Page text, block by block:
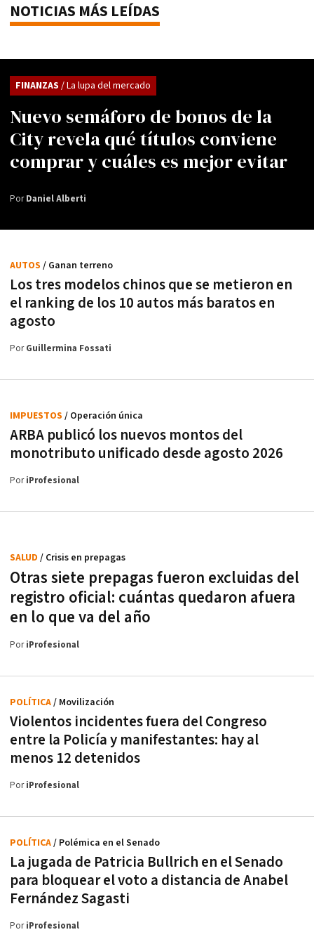
NOTICIAS MÁS LEÍDAS
Nuevo semáforo de bonos de la
City revela qué títulos conviene
comprar y cuáles es mejor evitar
FINANZAS / La lupa del mercado
PorDaniel Alberti
Los tres modelos chinos que se metieron en
el ranking de los 10 autos más baratos en
agosto
AUTOS / Ganan terreno
PorGuillermina Fossati
ARBA publicó los nuevos montos del
monotributo unificado desde agosto 2026
IMPUESTOS / Operación única
PoriProfesional
Otras siete prepagas fueron excluidas del
registro oficial: cuántas quedaron afuera
en lo que va del año
SALUD / Crisis en prepagas
PoriProfesional
Violentos incidentes fuera del Congreso
entre la Policía y manifestantes: hay al
menos 12 detenidos
POLÍTICA/ Movilización
PoriProfesional
La jugada de Patricia Bullrich en el Senado
para bloquear el voto a distancia de Anabel
Fernández Sagasti
POLÍTICA/ Polémica en el Senado
PoriProfesional